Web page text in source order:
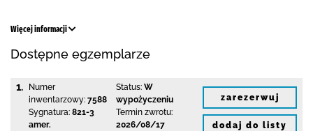
Więcej informacji
Dostępne egzemplarze
1.
Numer
inwentarzowy: 7588
Sygnatura: 821-3
amer.
Status: W
wypożyczeniu
Termin zwrotu:
2026/08/17
zarezerwuj
dodaj do listy